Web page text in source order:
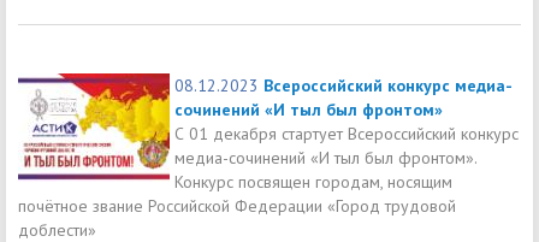
08.12.2023 Всероссийский конкурс медиа-
сочинений «И тыл был фронтом»
С 01 декабря стартует Всероссийский конкурс
медиа-сочинений «И тыл был фронтом».
Конкурс посвящен городам, носящим
почётное звание Российской Федерации «Город трудовой
доблести»